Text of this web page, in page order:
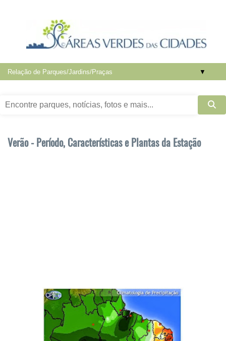
▼
Verão - Período, Características e Plantas da Estação